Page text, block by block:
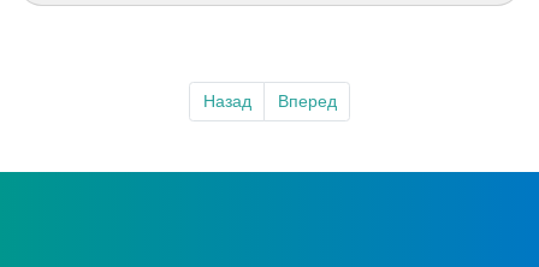
Назад Вперед